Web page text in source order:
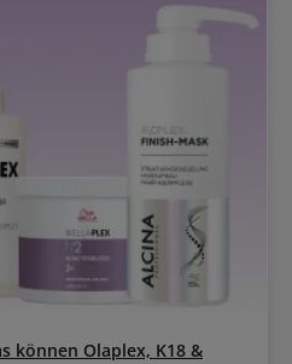
können Olaplex, K18 &